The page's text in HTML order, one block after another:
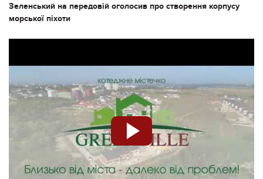
Зеленський на передовій оголосив про створення корпусу
морської піхоти